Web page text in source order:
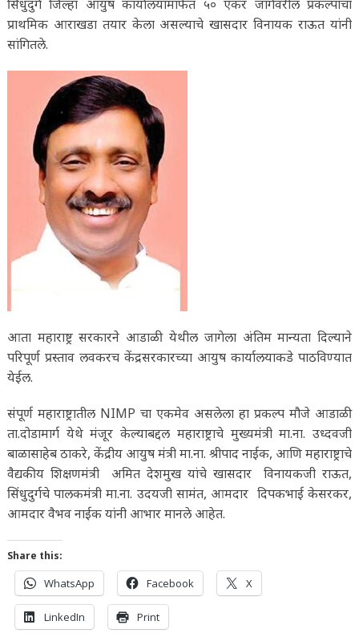
सिंधुदुर्ग जिल्हा आयुष कार्यालयामार्फत ५० एकर जागेवरील प्रकल्पाचा
प्राथमिक आराखडा तयार केला असल्याचे खासदार विनायक राऊत यांनी
सांगितले.
आता महाराष्ट्र सरकारने आडाळी येथील जागेला अंतिम मान्यता दिल्याने
परिपूर्ण प्रस्ताव लवकरच केंद्रसरकारच्या आयुष कार्यालयाकडे पाठविण्यात
येईल.
संपूर्ण महाराष्ट्रातील NIMP चा एकमेव असलेला हा प्रकल्प मौजे आडाळी
ता.दोडामार्ग येथे मंजूर केल्याबद्दल महाराष्ट्राचे मुख्यमंत्री मा.ना. उध्दवजी
बाळासाहेब ठाकरे, केंद्रीय आयुष मंत्री मा.ना. श्रीपाद नाईक, आणि महाराष्ट्राचे
वैद्यकीय शिक्षणमंत्री अमित देशमुख यांचे खासदार विनायकजी राऊत,
सिंधुदुर्गचे पालकमंत्री मा.ना. उदयजी सामंत, आमदार दिपकभाई केसरकर,
आमदार वैभव नाईक यांनी आभार मानले आहेत.
Share this:
WhatsApp Facebook X
LinkedIn Print